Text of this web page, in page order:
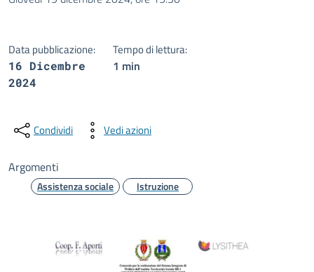
Data pubblicazione:
16 Dicembre
2024
Tempo di lettura:
1 min
Condividi Vedi azioni
Argomenti
Assistenza sociale Istruzione